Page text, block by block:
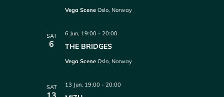
Vega SceneOslo, Norway
SAT
6 THE BRIDGES
6 Jun, 19:00 -20:00
Vega SceneOslo, Norway
SAT
13
13 Jun, 19:00 -20:00